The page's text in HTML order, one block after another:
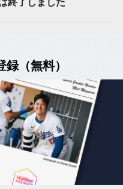
終了しました
（無料）